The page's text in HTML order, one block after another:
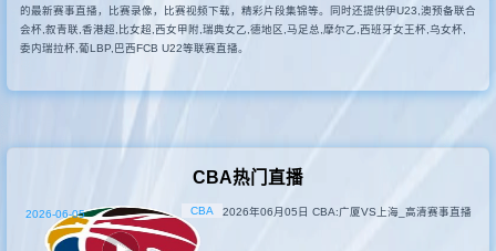
的最新赛事直播，比赛录像，比赛视频下载，精彩片段集锦等。同时还提供伊U23,澳预备联合
会杯,叙青联,香港超,比女超,西女甲附,瑞典女乙,德地区,马足总,摩尔乙,西班牙女王杯,乌女杯,
委内瑞拉杯,葡LBP,巴西FCB U22等联赛直播。
CBA热门直播
CBA
2026-06-05 2026年06月05日 CBA:广厦VS上海_高清赛事直播